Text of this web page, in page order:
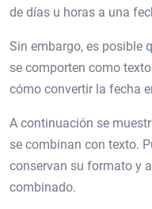
de días u horas a una
Sin embargo, es posible
se comporten como
cómo convertir la fecha
A continuación se
se combinan con texto.
conservan su formato y
combinado.